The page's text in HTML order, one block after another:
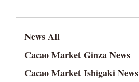
News All
Cacao Market Ginza News
Cacao Market Ishigaki News